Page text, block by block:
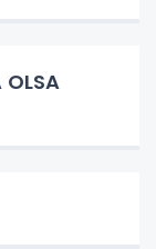
OLSA